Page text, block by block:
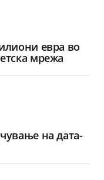
евра во
мрежа
на дата-